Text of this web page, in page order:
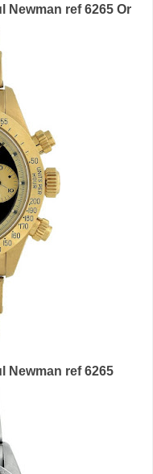
Newman ref 6265 Or
Newman ref 6265